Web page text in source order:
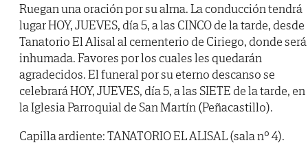
Ruegan una oración por su alma. La conducción tendrá
lugar HOY, JUEVES, día 5, a las CINCO de la tarde, desde
Tanatorio El Alisal al cementerio de Ciriego, donde será
inhumada. Favores por los cuales les quedarán
agradecidos. El funeral por su eterno descanso se
celebrará HOY, JUEVES, día 5, a las SIETE de la tarde, en
la Iglesia Parroquial de San Martín (Peñacastillo).
Capilla ardiente: TANATORIO EL ALISAL (sala nº 4).